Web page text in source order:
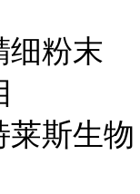
细粉末
莱斯生物